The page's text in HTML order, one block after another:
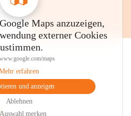
Maps anzuzeigen,
externer Cookies
maps
erfahren
und anzeigen
Ablehnen
Auswahl merken